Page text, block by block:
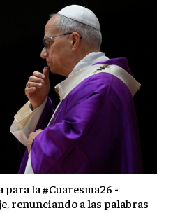
para la #Cuaresma26 -
renunciando a las palabras